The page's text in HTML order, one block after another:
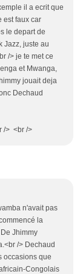
il a ecrit que
est faux car
le depart de
Jazz, juste au
/> je te met ce
et Mwanga,
jouait deja
Dechaud
/> <br />
n'avait pas
la
Jhimmy
/> Dechaud
occasions que
Congolais